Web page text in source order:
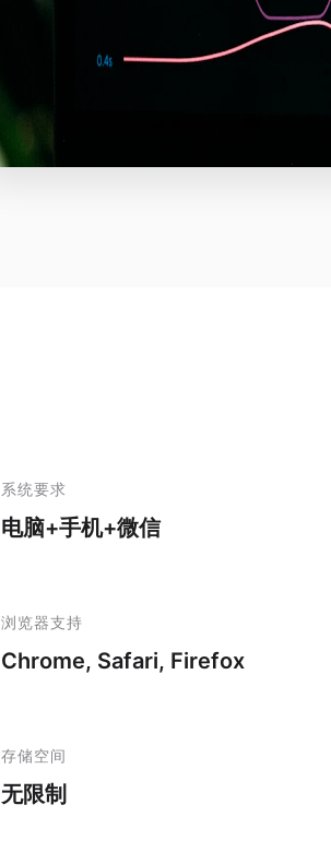
系统要求
电脑+手机+微信
浏览器支持
Chrome, Safari, Firefox
存储空间
无限制